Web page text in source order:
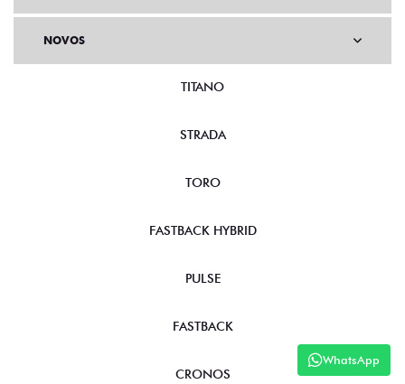
WhatsApp
NOVOS
TITANO
STRADA
TORO
FASTBACK HYBRID
PULSE
FASTBACK
CRONOS